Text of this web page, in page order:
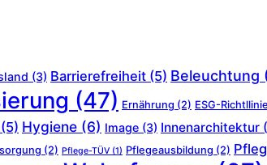
(3) Barrierefreiheit (5) Beleuchtung
(47) Ernährung (2) ESG-
(5) Hygiene (6) Image (3) Innenarchitektur
(2) Pflege-TÜV (1) Pflegeausbildung (2)